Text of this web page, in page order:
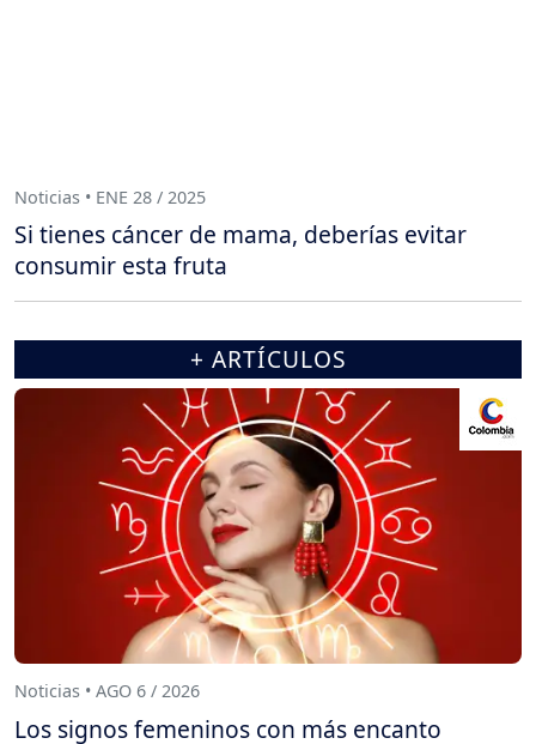
Noticias • ENE 28 / 2025
Si tienes cáncer de mama, deberías evitar
consumir esta fruta
+ ARTÍCULOS
Noticias • AGO 6 / 2026
Los signos femeninos con más encanto